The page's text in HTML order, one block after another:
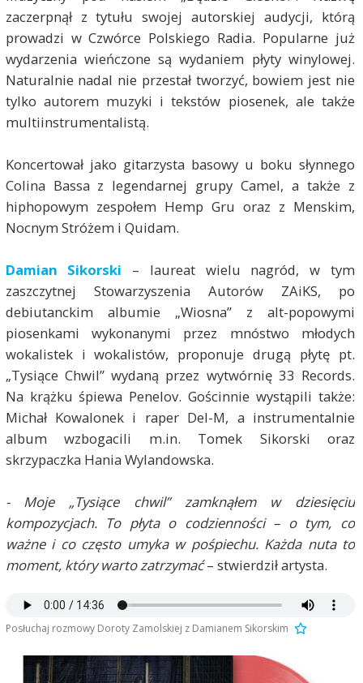
zaczerpnął z tytułu swojej autorskiej audycji, którą
prowadzi w Czwórce Polskiego Radia. Popularne już
wydarzenia wieńczone są wydaniem płyty winylowej.
Naturalnie nadal nie przestał tworzyć, bowiem jest nie
tylko autorem muzyki i tekstów piosenek, ale także
multiinstrumentalistą.
Koncertował jako gitarzysta basowy u boku słynnego
Colina Bassa z legendarnej grupy Camel, a także z
hiphopowym zespołem Hemp Gru oraz z Menskim,
Nocnym Stróżem i Quidam.
Damian Sikorski – laureat wielu nagród, w tym
zaszczytnej Stowarzyszenia Autorów ZAiKS, po
debiutanckim albumie „Wiosna” z alt-popowymi
piosenkami wykonanymi przez mnóstwo młodych
wokalistek i wokalistów, proponuje drugą płytę pt.
„Tysiące Chwil” wydaną przez wytwórnię 33 Records.
Na krążku śpiewa Penelov. Gościnnie wystąpili także:
Michał Kowalonek i raper Del-M, a instrumentalnie
album wzbogacili m.in. Tomek Sikorski oraz
skrzypaczka Hania Wylandowska.
- Moje „Tysiące chwil” zamknąłem w dziesięciu
kompozycjach. To płyta o codzienności – o tym, co
ważne i co często umyka w pośpiechu. Każda nuta to
moment, który warto zatrzymać– stwierdził artysta.
Posłuchaj rozmowy Doroty Zamolskiej z Damianem Sikorskim